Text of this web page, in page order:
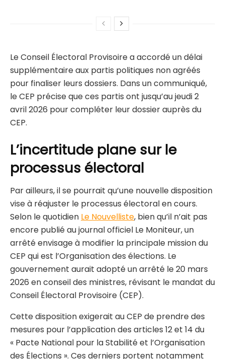
Le Conseil Électoral Provisoire a accordé un délai
supplémentaire aux partis politiques non agréés
pour finaliser leurs dossiers. Dans un communiqué,
le CEP précise que ces partis ont jusqu’au jeudi 2
avril 2026 pour compléter leur dossier auprès du
CEP.
L’incertitude plane sur le
processus électoral
Par ailleurs, il se pourrait qu’une nouvelle disposition
vise à réajuster le processus électoral en cours.
Selon le quotidien Le Nouvelliste, bien qu’il n’ait pas
encore publié au journal officiel Le Moniteur, un
arrêté envisage à modifier la principale mission du
CEP qui est l’Organisation des élections. Le
gouvernement aurait adopté un arrêté le 20 mars
2026 en conseil des ministres, révisant le mandat du
Conseil Électoral Provisoire (CEP).
Cette disposition exigerait au CEP de prendre des
mesures pour l’application des articles 12 et 14 du
« Pacte National pour la Stabilité et l’Organisation
des Élections ». Ces derniers portent notamment